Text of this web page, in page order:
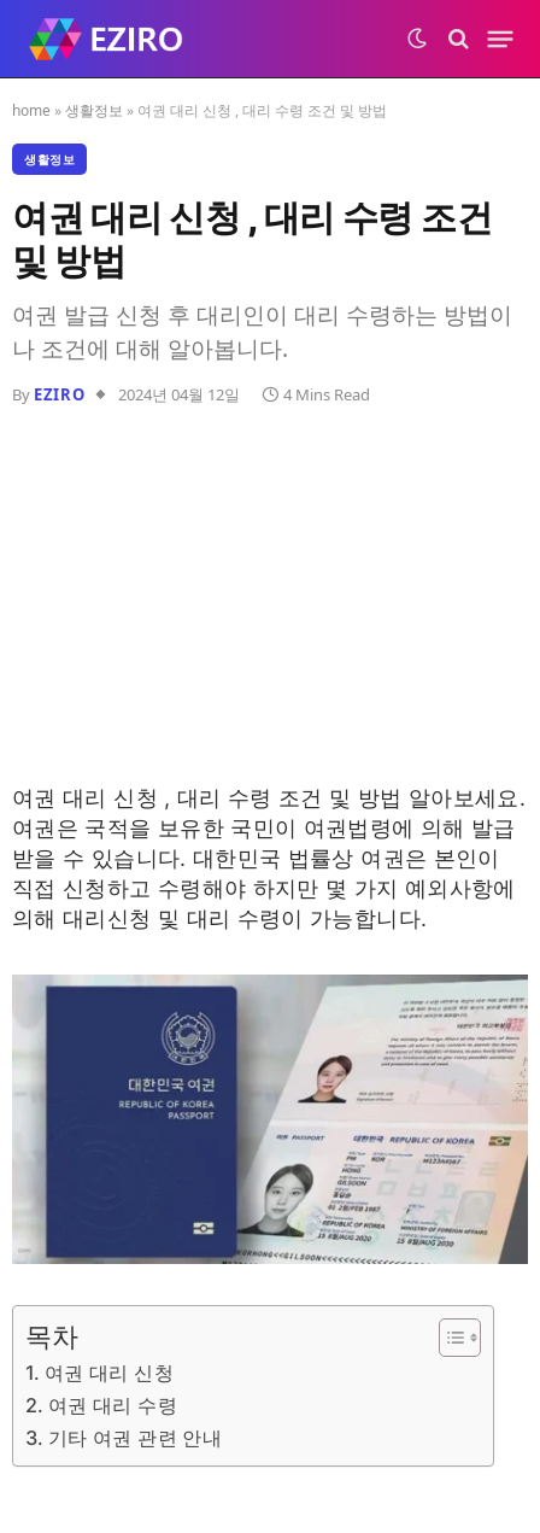
home »생활정보 » 여권 대리 신청 , 대리 수령 조건 및 방법
생활정보
여권 대리 신청 , 대리 수령 조건
및 방법
여권 발급 신청 후 대리인이 대리 수령하는 방법이
나 조건에 대해 알아봅니다.
By EZIRO 2024년 04월 12일 4 Mins Read
여권 대리 신청 , 대리 수령 조건 및 방법 알아보세요.
여권은 국적을 보유한 국민이 여권법령에 의해 발급
받을 수 있습니다. 대한민국 법률상 여권은 본인이
직접 신청하고 수령해야 하지만 몇 가지 예외사항에
의해 대리신청 및 대리 수령이 가능합니다.
목차
여권 대리 신청
여권 대리 수령
기타 여권 관련 안내